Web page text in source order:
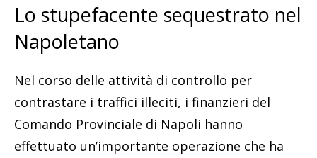
Lo stupefacente sequestrato nel
Napoletano
Nel corso delle attività di controllo per
contrastare i traffici illeciti, i finanzieri del
Comando Provinciale di Napoli hanno
effettuato un’importante operazione che ha